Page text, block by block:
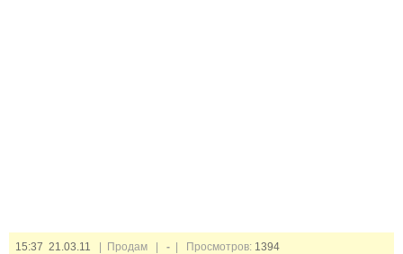
15:37 21.03.11 | Продам | - | Просмотров: 1394